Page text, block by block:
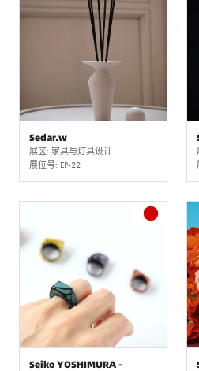
Sedar.w
展区: 家具与灯具设计
展位号: EP-22
Seiko YOSHIMURA -